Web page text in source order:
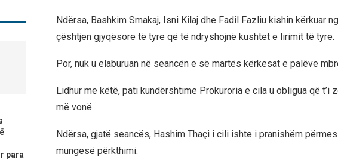
Ndërsa, Bashkim Smakaj, Isni Kilaj dhe Fadil Fazliu kishin kërkuar
çështjen gjyqësore të tyre që të ndryshojnë kushtet e lirimit të tyre.
Por, nuk u elaburuan në seancën e së martës kërkesat e palëve
Lidhur me këtë, pati kundërshtime Prokuroria e cila u obligua që t’i
më vonë.
Ndërsa, gjatë seancës, Hashim Thaçi i cili ishte i pranishëm
mungesë përkthimi.
para